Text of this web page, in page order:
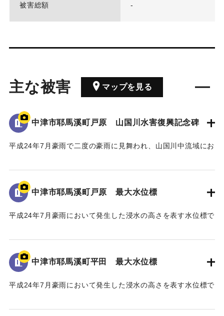
被害総額 -
主な被害 マップを見る
中津市耶馬溪町戸原 山国川水害復興記念碑
平成24年7月豪雨で二度の豪雨に見舞われ、山国川中流域にお
溪町平田地区・戸原地区で約70戸の家屋が浸水したことが記
された石碑。
山国川水害復興記念碑
び観測史上二番目となる記録的豪雨に二度も見舞われ、未曾
有の被害を受けた。
山国川中流域では、この二度の豪雨により、それぞれ約二
このため、国土交通省では「山国川床上浸水対策特別緊急
中津市耶馬溪町戸原 最大水位標
平成24年7月豪雨において発生した浸水の高さを表す水位標で
地面から70cmの位置に水位が示されている。
｜固有コード: 09922072
中津市耶馬溪町平田 最大水位標
平成24年7月豪雨において発生した浸水の高さを表す水位標で
地面から160cmの位置に水位が示されている。